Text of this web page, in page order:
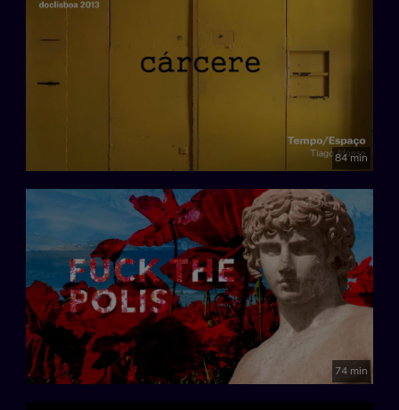
84 min
74 min